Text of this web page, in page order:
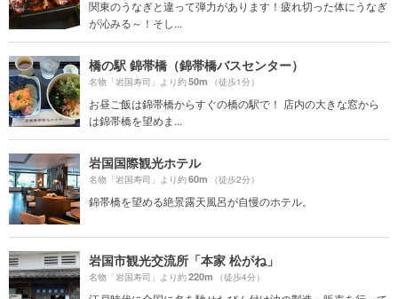
関東のうなぎと違って弾力があります！疲れ切った体にうなぎ
が沁みる～！そし...
橋の駅 錦帯橋（錦帯橋バスセンター）
名物「岩国寿司」より約50m （徒歩1分）
お昼ご飯は錦帯橋からすぐの橋の駅で！ 店内の大きな窓から
は錦帯橋を望めま...
岩国国際観光ホテル
名物「岩国寿司」より約60m （徒歩2分）
錦帯橋を望める絶景露天風呂が自慢のホテル。
岩国市観光交流所「本家 松がね」
名物「岩国寿司」より約220m （徒歩4分）